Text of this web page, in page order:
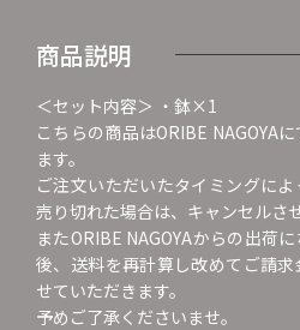
商品説明
＜セット内容＞ ・鉢×1
こちらの商品はORIBE NAGOYA
ます。
ご注文いただいたタイミングによ
売り切れた場合は、キャンセルさ
またORIBE NAGOYAからの出荷
後、送料を再計算し改めてご請
せていただきます。
予めご了承くださいませ。